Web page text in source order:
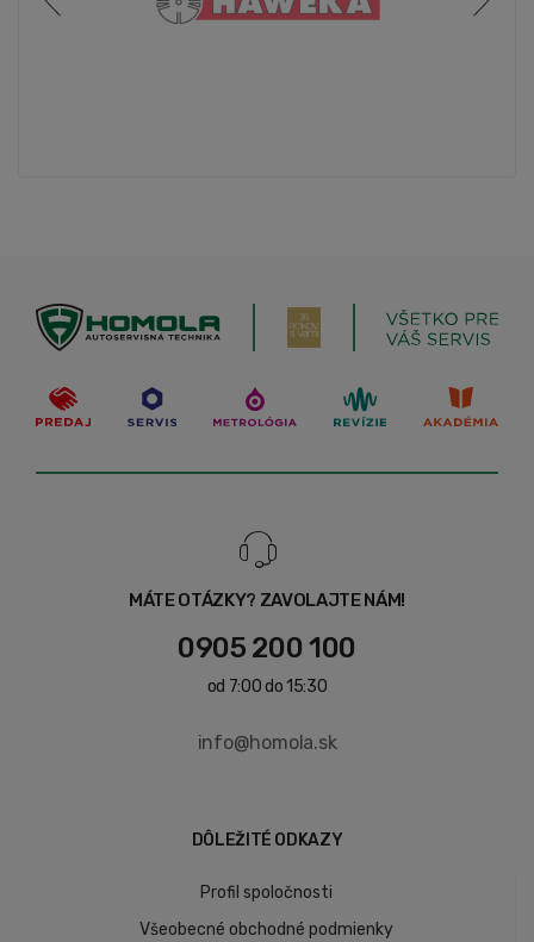
MÁTE OTÁZKY? ZAVOLAJTE NÁM!
0905 200 100
od 7:00 do 15:30
info@homola.sk
DÔLEŽITÉ ODKAZY
Profil spoločnosti
Všeobecné obchodné podmienky